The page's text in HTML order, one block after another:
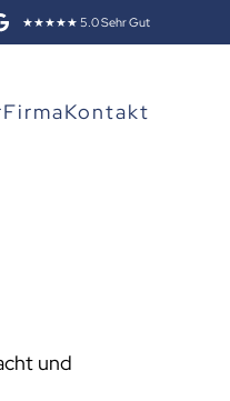
★★★★★ 5.0 Sehr Gut
FirmaKontakt
und